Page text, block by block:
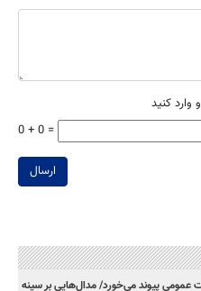
کنید
0 + 0 =
ارسال
عمومی پیوند می‌خورد/ مدال‌هایی بر سینه